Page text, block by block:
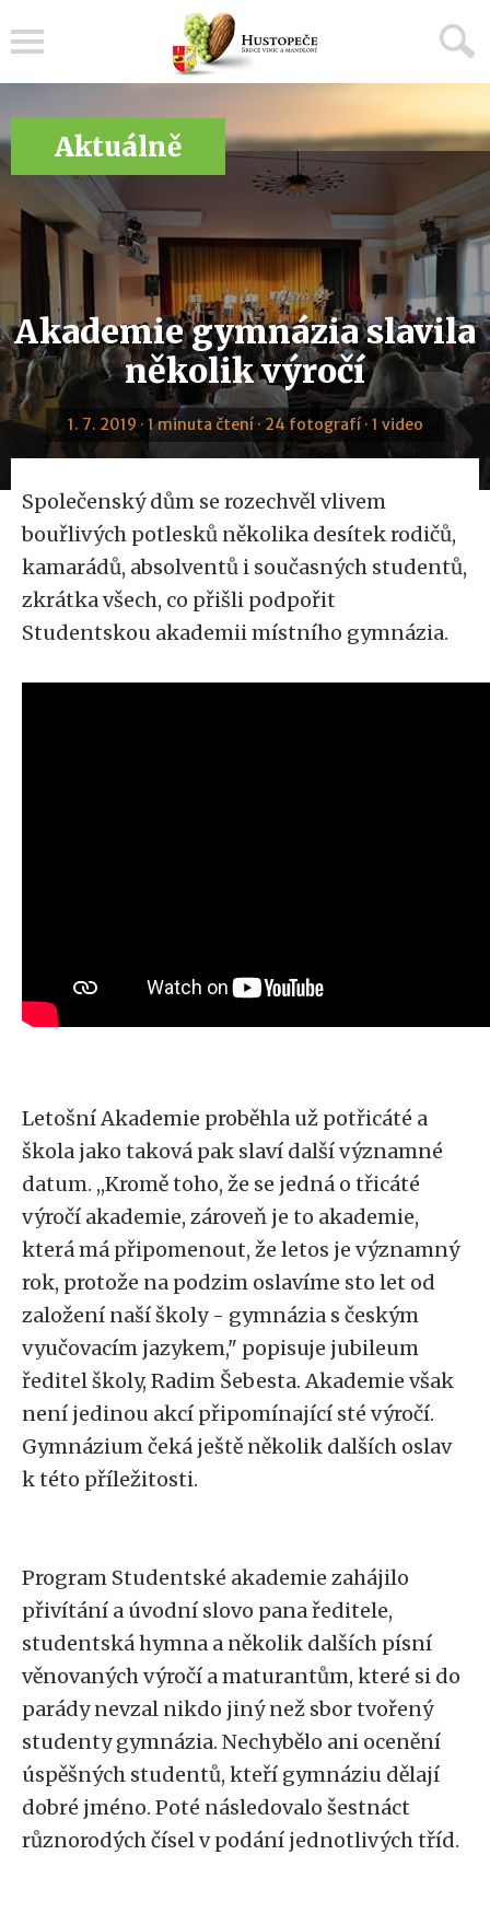
Aktuálně
Akademie gymnázia slavila
několik výročí
1. 7. 2019 · 1 minuta čtení · 24 fotografí · 1 video
Společenský dům se rozechvěl vlivem
bouřlivých potlesků několika desítek rodičů,
kamarádů, absolventů i současných studentů,
zkrátka všech, co přišli podpořit
Studentskou akademii místního gymnázia.
Letošní Akademie proběhla už potřicáté a
škola jako taková pak slaví další významné
datum. ,,Kromě toho, že se jedná o třicáté
výročí akademie, zároveň je to akademie,
která má připomenout, že letos je významný
rok, protože na podzim oslavíme sto let od
založení naší školy - gymnázia s českým
vyučovacím jazykem," popisuje jubileum
ředitel školy, Radim Šebesta. Akademie však
není jedinou akcí připomínající sté výročí.
Gymnázium čeká ještě několik dalších oslav
k této příležitosti.
Program Studentské akademie zahájilo
přivítání a úvodní slovo pana ředitele,
studentská hymna a několik dalších písní
věnovaných výročí a maturantům, které si do
parády nevzal nikdo jiný než sbor tvořený
studenty gymnázia. Nechybělo ani ocenění
úspěšných studentů, kteří gymnáziu dělají
dobré jméno. Poté následovalo šestnáct
různorodých čísel v podání jednotlivých tříd.